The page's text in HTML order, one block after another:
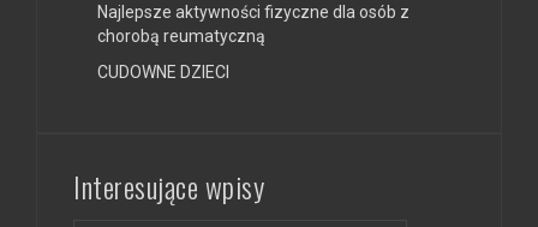
Najlepsze aktywności fizyczne dla osób z
chorobą reumatyczną
CUDOWNE DZIECI
Interesujące wpisy